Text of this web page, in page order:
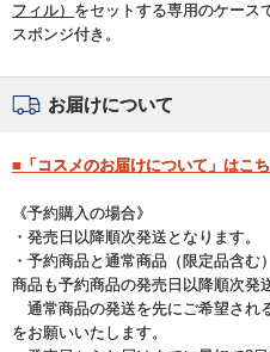
フィル） をセットする専用のケース
スポンジ付き。
お届けについて
■「コスメのお届けについて」はこち
《予約購入の場合》
・発売日以降順次発送となります。
・予約商品と通常商品（限定品含
商品も予約商品の発売日以降順次発
通常商品の発送を先にご希望され
をお願いいたします。